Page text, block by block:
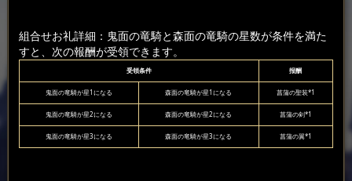
組合せお礼詳細：鬼面の竜騎と森面の竜騎の星数が条件を満た
すと、次の報酬が受領できます。
受領条件 报酬
鬼面の竜騎が星1になる 森面の竜騎が星1になる 菖蒲の聖装*1
鬼面の竜騎が星2になる 森面の竜騎が星2になる 菖蒲の剣*1
鬼面の竜騎が星3になる 森面の竜騎が星3になる 菖蒲の翼*1